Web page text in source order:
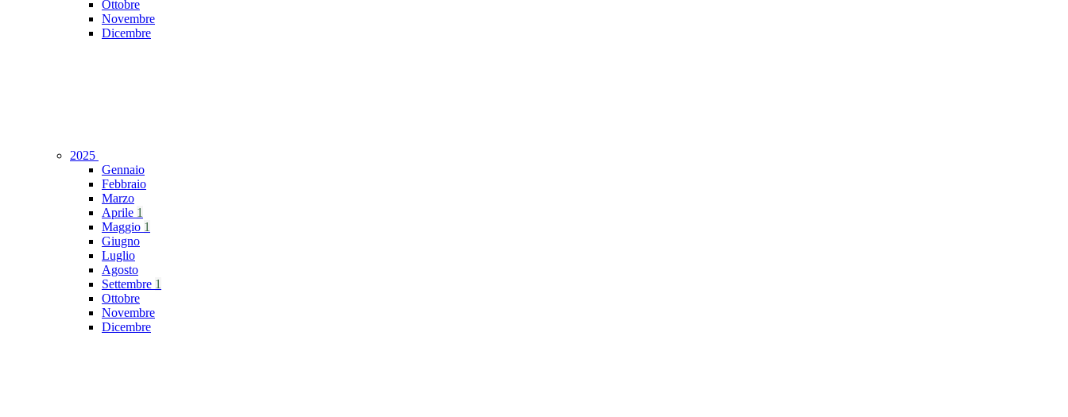
Ottobre
Novembre
Dicembre
2025
Gennaio
Febbraio
Marzo
Aprile 1
Maggio 1
Giugno
Luglio
Agosto
Settembre 1
Ottobre
Novembre
Dicembre